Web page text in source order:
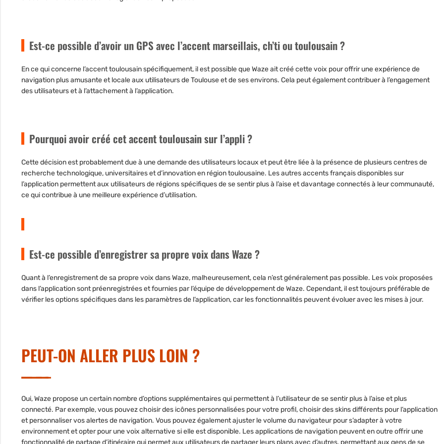
Est-ce possible d’avoir un GPS avec l’accent marseillais, ch’ti ou toulousain ?
En ce qui concerne l’accent toulousain spécifiquement, il est possible que Waze ait créé cette voix pour offrir une expérience de
navigation plus amusante et locale aux utilisateurs de Toulouse et de ses environs. Cela peut également contribuer à l’engagement
des utilisateurs et à l’attachement à l’application.
Pourquoi avoir créé cet accent toulousain sur l’appli ?
Cette décision est probablement due à unedemande des utilisateurs locaux et peut être liée à la présence de plusieurs centres de
recherche technologique, universitaires et d’innovation en région toulousaine. Les autres accents français disponibles sur
l’application permettent aux utilisateurs de régions spécifiques de se sentir plus à l’aise et davantage connectés à leur communauté,
ce qui contribue à une meilleure expérience d’utilisation.
Est-ce possible d’enregistrer sa propre voix dans Waze ?
Quant à l’enregistrement de sa propre voix dans Waze, malheureusement, cela n’est généralement pas possible. Les voix proposées
dans l’application sont préenregistrées et fournies par l’équipe de développement de Waze. Cependant, il est toujours préférable de
vérifier les options spécifiques dans les paramètres de l’application, car les fonctionnalités peuvent évoluer avec les mises à jour.
PEUT-ON ALLER PLUS LOIN ?
Oui, Waze propose un certain nombre d’options supplémentairesqui permettent à l’utilisateur de se sentir plus à l’aise et plus
connecté. Par exemple, vous pouvez choisir des icônes personnalisées pour votre profil, choisir des skins différents pour l’application
et personnaliser vos alertes de navigation. Vous pouvez également ajuster le volume du navigateur pour s’adapter à votre
environnement et opter pour une voix alternative si elle est disponible. Les applications de navigation peuvent en outre offrir une